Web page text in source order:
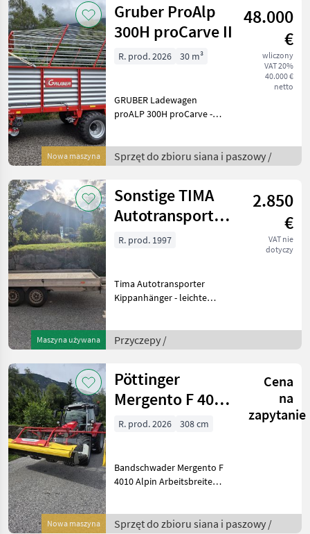
Nowa maszyna
Gruber ProAlp
300H proCarve II
48.000
€
wliczony
VAT 20%
40.000 €
netto
R. prod. 2026 30 m³
GRUBER Ladewagen
proALP 300H proCarve -
Gelenkwelle "Bondioli" mit
Nockenschaltkupplung
Sprzęt do zbioru siana i paszowy /
Maszyna używana
Sonstige TIMA
Autotransporter
2000kg
2.850
€
VAT nie
dotyczy
R. prod. 1997
Tima Autotransporter
Kippanhänger - leichte
Gesamtgewicht: 2000kg -
Nutzlast: 1440kg -
Przyczepy /
Nowa maszyna
Pöttinger
Mergento F 4010
Alpin
Cena
na
zapytanie
R. prod. 2026 308 cm
Bandschwader Mergento F
4010 Alpin Arbeitsbreite
mit Schwadtuch: 0, 4 - 1 m
Sprzęt do zbioru siana i paszowy /